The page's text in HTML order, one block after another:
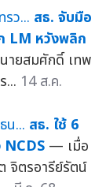
สธ. จับมือ
LM หวังพลิก
ยสมศักดิ์ เทพ
... 14 ส.ค.
สธ. ใช้ 6
NCDS — เมื่อ
จิตรอารีย์รัตน์